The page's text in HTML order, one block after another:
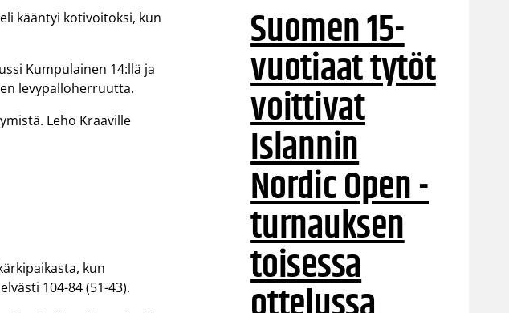
kääntyi kotivoitoksi, kun
Kumpulainen 14:llä ja
levypalloherruutta.
Leho Kraaville
kun
104-84 (51-43).
Suomen 15-
vuotiaat tytöt
voittivat
Islannin
Nordic Open -
turnauksen
toisessa